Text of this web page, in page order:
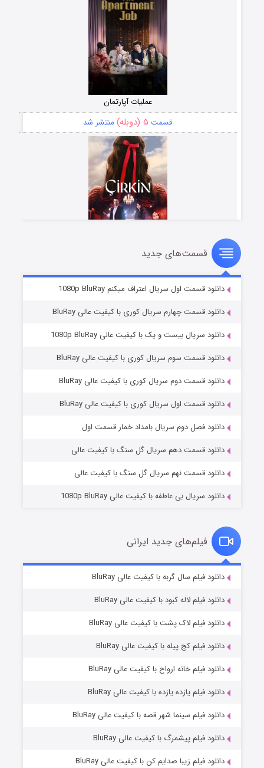
عملیات آپارتمان
قسمت ۵ (دوبله) منتشر شد
سریال زشت
قسمت۲ (زیرنویس) منتشر شد
مردگان متحرک: شهر مرده ۳
قسمت۲ (زیرنویس) منتشر شد
قسمت۷ (زیرنویس) منتشر شد
قسمت‌های جدید
دانلود قسمت اول سریال اعتراف میکنم 1080p BluRay
دانلود قسمت چهارم سریال کوری با کیفیت عالی BluRay
دانلود سریال بیست و یک با کیفیت عالی 1080p BluRay
دانلود قسمت سوم سریال کوری با کیفیت عالی BluRay
دانلود قسمت دوم سریال کوری با کیفیت عالی BluRay
دانلود قسمت اول سریال کوری با کیفیت عالی BluRay
دانلود فصل دوم سریال بامداد خمار قسمت اول
دانلود قسمت دهم سریال گل سنگ با کیفیت عالی
دانلود قسمت نهم سریال گل سنگ با کیفیت عالی
دانلود سریال بی عاطفه با کیفیت عالی 1080p BluRay
فیلم‌های جدید ایرانی
دانلود فیلم سال گربه با کیفیت عالی BluRay
دانلود فیلم لاله کبود با کیفیت عالی BluRay
دانلود فیلم لاک پشت با کیفیت عالی BluRay
دانلود فیلم کج‌ پیله با کیفیت عالی BluRay
دانلود فیلم خانه ارواح با کیفیت عالی BluRay
دانلود فیلم یازده یازده با کیفیت عالی BluRay
دانلود فیلم سینما شهر قصه با کیفیت عالی BluRay
دانلود فیلم پیشمرگ با کیفیت عالی BluRay
دانلود فیلم زیبا صدایم کن با کیفیت عالی BluRay